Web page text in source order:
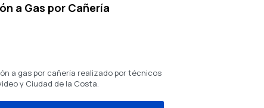
a Gas por Cañería
a gas por cañería realizado por técnicos
y Ciudad de la Costa.